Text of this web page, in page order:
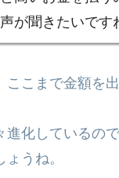
が聞きたいです
こまで金額を
進化しているの
うね。